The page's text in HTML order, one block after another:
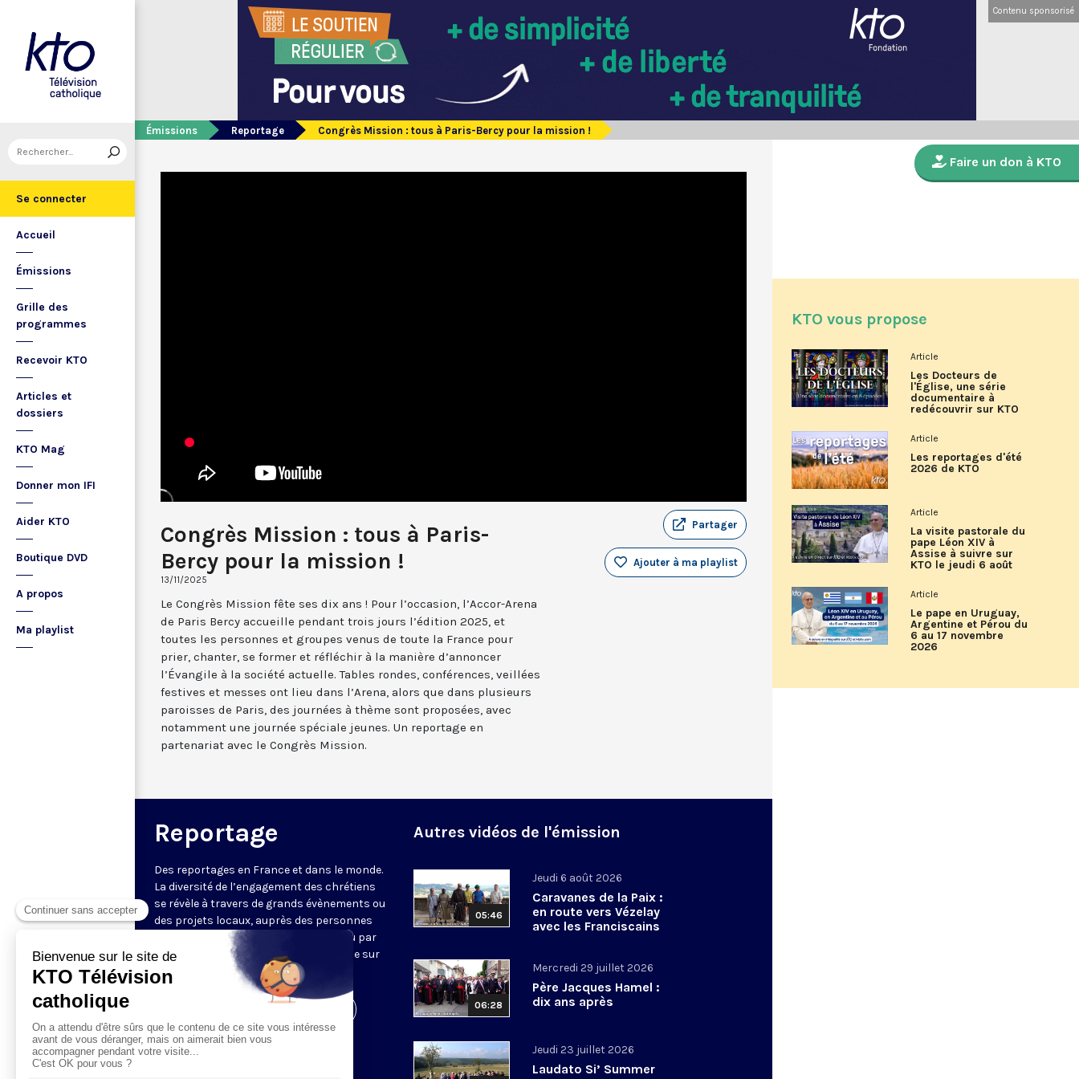
Se connecter
Accueil
Émissions
Grille des
programmes
Recevoir KTO
Articles et
dossiers
KTO Mag
Donner mon IFI
Aider KTO
Boutique DVD
A propos
Ma playlist
Contenu sponsorisé
Émissions Reportage Congrès Mission : tous à Paris-Bercy pour la mission !
Congrès Mission : tous à Paris-
Bercy pour la mission !
13/11/2025
Partager
Ajouter à ma playlist
Le Congrès Mission fête ses dix ans ! Pour l’occasion, l’Accor-Arena
de Paris Bercy accueille pendant trois jours l’édition 2025, et
toutes les personnes et groupes venus de toute la France pour
prier, chanter, se former et réfléchir à la manière d’annoncer
l’Évangile à la société actuelle. Tables rondes, conférences, veillées
festives et messes ont lieu dans l’Arena, alors que dans plusieurs
paroisses de Paris, des journées à thème sont proposées, avec
notamment une journée spéciale jeunes. Un reportage en
partenariat avec le Congrès Mission.
Reportage
Des reportages en France et dans le monde.
La diversité de l’engagement des chrétiens
se révèle à travers de grands évènements ou
des projets locaux, auprès des personnes
fragiles, au service du Bien commun ou par
l’évangélisation. Un regard d’espérance sur
le monde.
Autres vidéos de l'émission
05:46
Jeudi 6 août 2026
Caravanes de la Paix :
en route vers Vézelay
avec les Franciscains
06:28
Mercredi 29 juillet 2026
Père Jacques Hamel :
dix ans après
Jeudi 23 juillet 2026
Laudato Si’ Summer
Faire un don à KTO
KTO vous propose
Article
Les Docteurs de
l'Église, une série
documentaire à
redécouvrir sur KTO
Article
Les reportages d'été
2026 de KTO
Article
La visite pastorale du
pape Léon XIV à
Assise à suivre sur
KTO le jeudi 6 août
Article
Le pape en Uruguay,
Argentine et Pérou du
6 au 17 novembre
2026